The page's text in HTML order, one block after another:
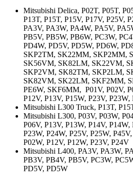
Mitsubishi Delica, P02T, P05T,
P13T, P15T, P15V, P17V, P25V,
PA3V, PA3W, PA4W, PA5V,
PB5V, PB5W, PB6W, PC3W,
PD4W, PD5V, PD5W, PD6W,
SKP2TM, SK22MM, SKP2MM,
SK56VM, SK82LM, SK22VM,
SKP2VM, SK82TM, SKP2LM,
SK82VM, SK22LM, SKF2MM,
PE6W, SKF6MM, P01V, P02V,
P12V, P13V, P15W, P23V, P23W,
Mitsubishi L300 Truck, P13T,
Mitsubishi L300, P03V, P03W,
P06V, P13V, P13W, P14V, P14W,
P23W, P24W, P25V, P25W,
P02W, P12V, P12W, P23V, P24V
Mitsubishi L400, PA3V, PA3W,
PB3V, PB4V, PB5V, PC3W,
PD5V, PD5W